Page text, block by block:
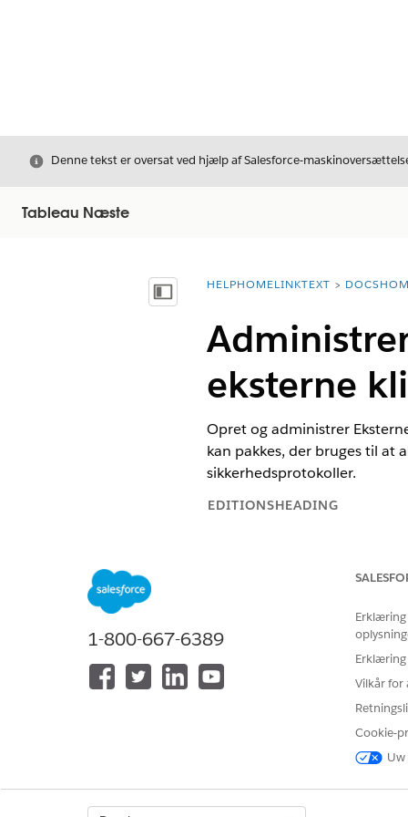
LukDenne tekst er oversat ved hjælp af Salesforce-
Tableau Næste
Vis indholdsfortegnelse
breadcrumbDescription
HELPHOMELINKTEXT
eksterne
Opret og administrer
kan pakkes, der bruges til at
sikkerhedsprotokoller.
EDITIONSHEADING
Hvis du vil oprette og
I Tableau Next-appen skal
for
1-800-667-6389
Erklæring
Vilkår for
Cookie-
Uw